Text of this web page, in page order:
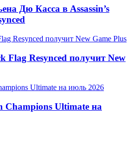
Дю Касса в Assassin’s
Flag Resynced получит New
Ultimate на